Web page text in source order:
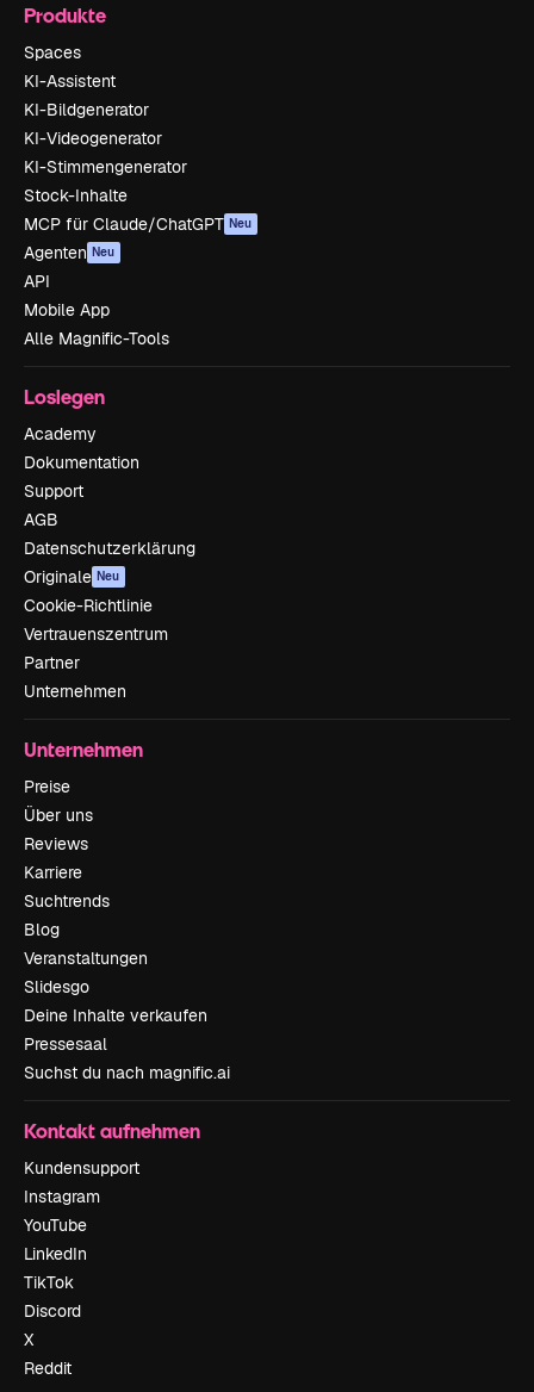
Produkte
Spaces
KI-Assistent
KI-Bildgenerator
KI-Videogenerator
KI-Stimmengenerator
Stock-Inhalte
MCP für Claude/ChatGPT Neu
Agenten Neu
API
Mobile App
Alle Magnific-Tools
Loslegen
Academy
Dokumentation
Support
AGB
Datenschutzerklärung
Originale Neu
Cookie-Richtlinie
Vertrauenszentrum
Partner
Unternehmen
Unternehmen
Preise
Über uns
Reviews
Karriere
Suchtrends
Blog
Veranstaltungen
Slidesgo
Deine Inhalte verkaufen
Pressesaal
Suchst du nach magnific.ai
Kontakt aufnehmen
Kundensupport
Instagram
YouTube
LinkedIn
TikTok
Discord
X
Reddit